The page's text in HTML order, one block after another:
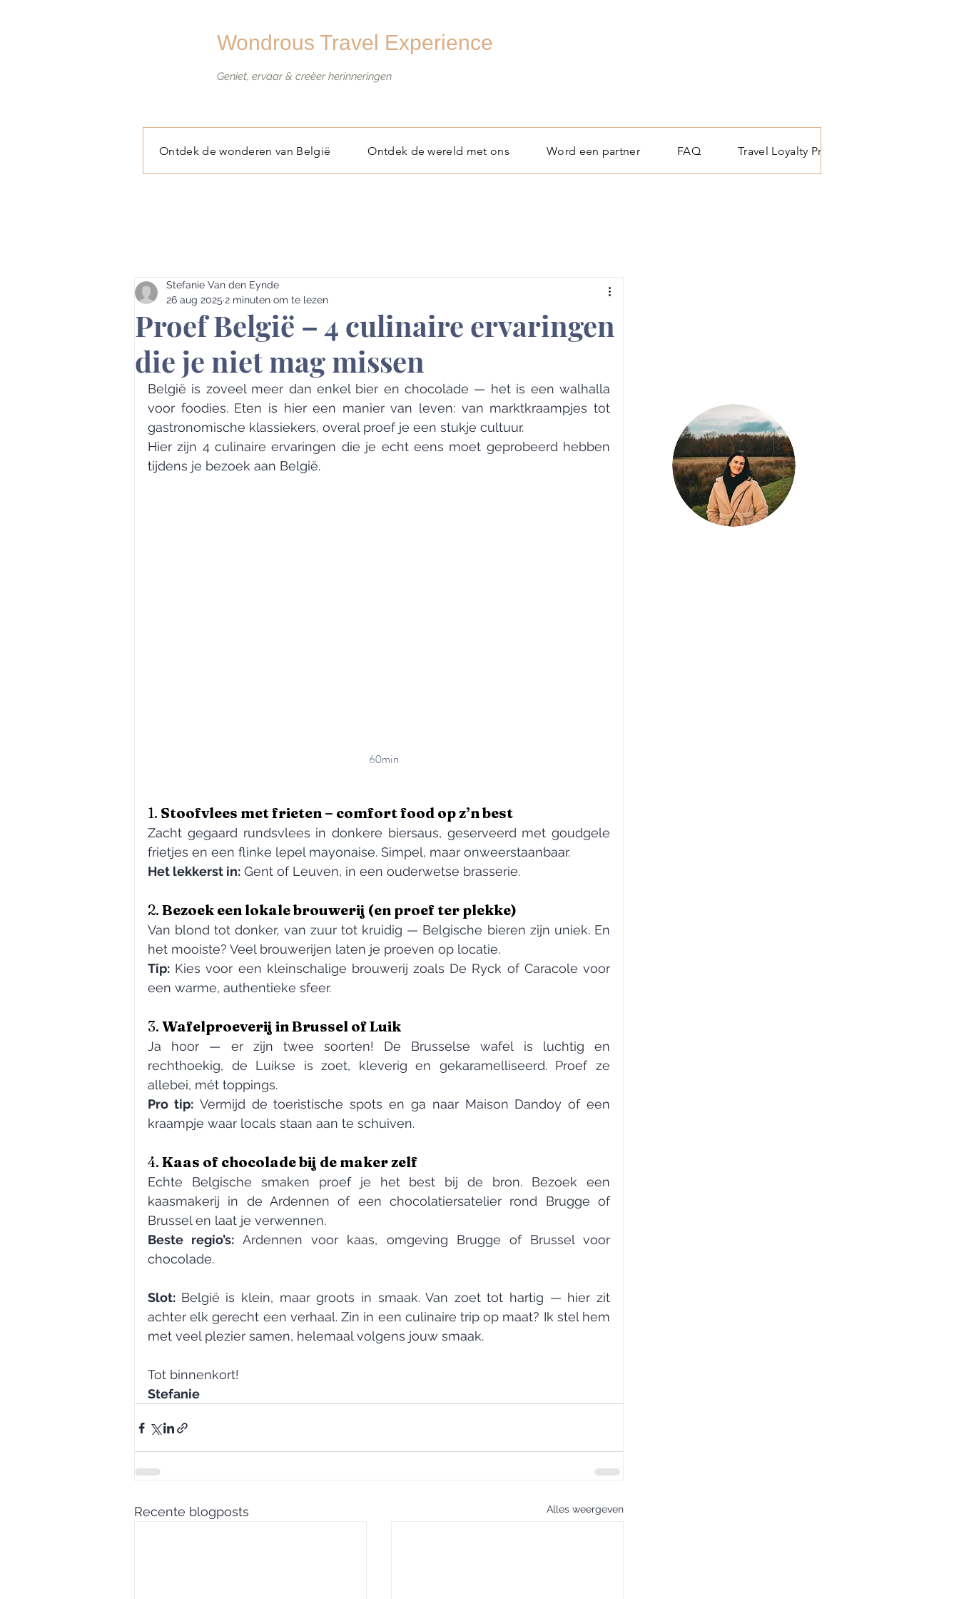
Wondrous Travel Experience
Geniet, ervaar & creëer herinneringen
Ontdek de wonderen van België Ontdek de wereld met ons Word een partner FAQ Travel Loyalty Programma
Proef België – 4 culinaire ervaringen
die je niet mag missen
Stefanie Van den Eynde
26 aug 2025 2 minuten om te lezen
België is zoveel meer dan enkel bier en chocolade — het is een walhalla
voor foodies. Eten is hier een manier van leven: van marktkraampjes tot
gastronomische klassiekers, overal proef je een stukje cultuur.
Hier zijn 4 culinaire ervaringen die je echt eens moet geprobeerd hebben
tijdens je bezoek aan België.
1. Stoofvlees met frieten – comfort food op z’n best
Zacht gegaard rundsvlees in donkere biersaus, geserveerd met goudgele
frietjes en een flinke lepel mayonaise. Simpel, maar onweerstaanbaar.
Het lekkerst in: Gent of Leuven, in een ouderwetse brasserie.
2. Bezoek een lokale brouwerij (en proef ter plekke)
Van blond tot donker, van zuur tot kruidig — Belgische bieren zijn uniek. En
het mooiste? Veel brouwerijen laten je proeven op locatie.
Tip: Kies voor een kleinschalige brouwerij zoals De Ryck of Caracole voor
een warme, authentieke sfeer.
3. Wafelproeverij in Brussel of Luik
Ja hoor — er zijn twee soorten! De Brusselse wafel is luchtig en
rechthoekig, de Luikse is zoet, kleverig en gekaramelliseerd. Proef ze
allebei, mét toppings.
Pro tip: Vermijd de toeristische spots en ga naar Maison Dandoy of een
kraampje waar locals staan aan te schuiven.
4. Kaas of chocolade bij de maker zelf
Echte Belgische smaken proef je het best bij de bron. Bezoek een
kaasmakerij in de Ardennen of een chocolatiersatelier rond Brugge of
Brussel en laat je verwennen.
Beste regio’s: Ardennen voor kaas, omgeving Brugge of Brussel voor
chocolade.
Slot: België is klein, maar groots in smaak. Van zoet tot hartig — hier zit
achter elk gerecht een verhaal. Zin in een culinaire trip op maat? Ik stel hem
met veel plezier samen, helemaal volgens jouw smaak.
Tot binnenkort!
Stefanie
Recente blogposts Alles weergeven
60min
Klaar voor jouw